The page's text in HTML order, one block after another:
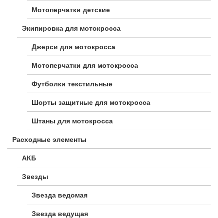
Мотоперчатки детские
Экипировка для мотокросса
Джерси для мотокросса
Мотоперчатки для мотокросса
Футболки текстильные
Шорты защитные для мотокросса
Штаны для мотокросса
Расходные элементы
АКБ
Звезды
Звезда ведомая
Звезда ведущая